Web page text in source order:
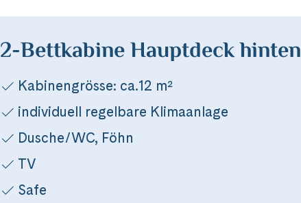
2-Bettkabine Hauptdeck hinten
Kabinengrösse: ca.12 m²
individuell regelbare Klimaanlage
Dusche/WC, Föhn
TV
Safe